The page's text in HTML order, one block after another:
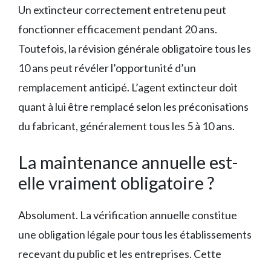
Un extincteur correctement entretenu peut
fonctionner efficacement pendant 20 ans.
Toutefois, la révision générale obligatoire tous les
10 ans peut révéler l’opportunité d’un
remplacement anticipé. L’agent extincteur doit
quant à lui être remplacé selon les préconisations
du fabricant, généralement tous les 5 à 10 ans.
La maintenance annuelle est-
elle vraiment obligatoire ?
Absolument. La vérification annuelle constitue
une obligation légale pour tous les établissements
recevant du public et les entreprises. Cette